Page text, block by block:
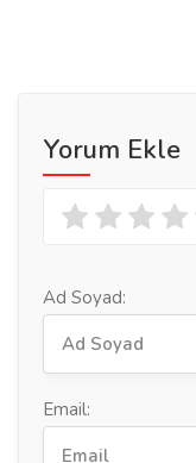
Yorum Ekle
Ad Soyad:
Email: